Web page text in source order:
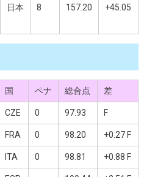
日本 8 157.20 +45.05
国 ペナ 総合点 差
CZE 0 97.93 F
FRA 0 98.20 +0.27 F
ITA 0 98.81 +0.88 F